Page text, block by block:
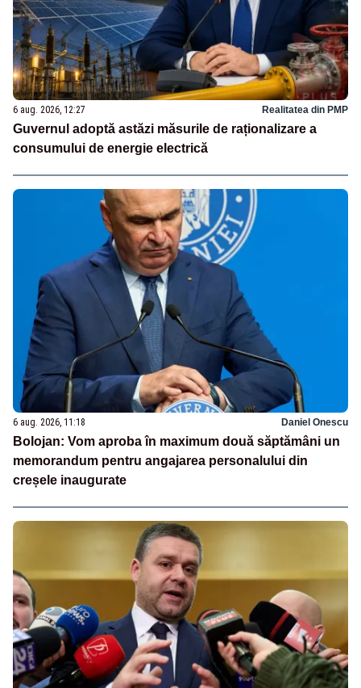
6 aug. 2026, 12:27 Realitatea din PMP
Guvernul adoptă astăzi măsurile de raționalizare a
consumului de energie electrică
6 aug. 2026, 11:18 Daniel Onescu
Bolojan: Vom aproba în maximum două săptămâni un
memorandum pentru angajarea personalului din
creșele inaugurate